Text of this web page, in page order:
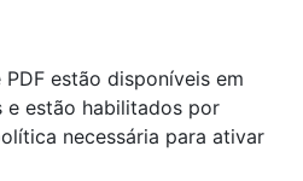
estão disponíveis em
estão habilitados por
necessária para ativar